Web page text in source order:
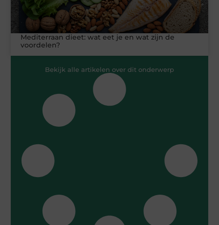
Mediterraan dieet: wat eet je en wat zijn de
voordelen?
Bekijk alle artikelen over dit onderwerp